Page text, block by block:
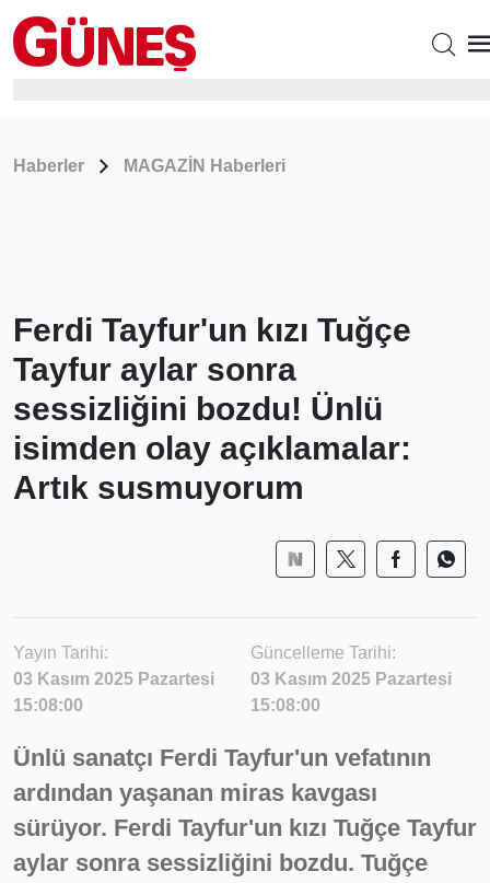
Haberler MAGAZİN Haberleri
Ferdi Tayfur'un kızı Tuğçe
Tayfur aylar sonra
sessizliğini bozdu! Ünlü
isimden olay açıklamalar:
Artık susmuyorum
Yayın Tarihi:
03 Kasım 2025 Pazartesi
15:08:00
Güncelleme Tarihi:
03 Kasım 2025 Pazartesi
15:08:00
Ünlü sanatçı Ferdi Tayfur'un vefatının
ardından yaşanan miras kavgası
sürüyor. Ferdi Tayfur'un kızı Tuğçe Tayfur
aylar sonra sessizliğini bozdu. Tuğçe